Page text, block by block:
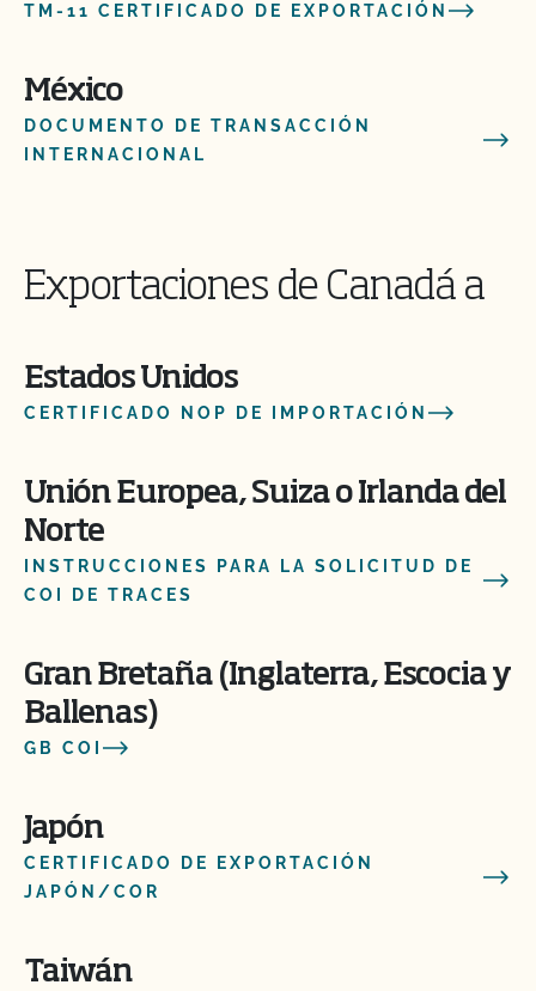
TM-11 CERTIFICADO DE EXPORTACIÓN
México
DOCUMENTO DE TRANSACCIÓN
INTERNACIONAL
Exportaciones de Canadá a
Estados Unidos
CERTIFICADO NOP DE IMPORTACIÓN
Unión Europea, Suiza o Irlanda del
Norte
INSTRUCCIONES PARA LA SOLICITUD DE
COI DE TRACES
Gran Bretaña (Inglaterra, Escocia y
Ballenas)
GB COI
Japón
CERTIFICADO DE EXPORTACIÓN
JAPÓN/COR
Taiwán